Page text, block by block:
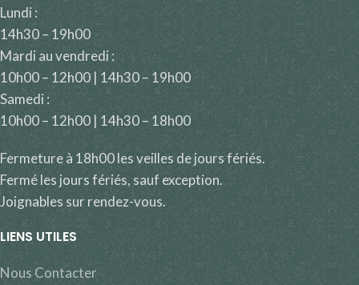
Lundi :
14h30 – 19h00
Mardi au vendredi :
10h00 – 12h00 | 14h30 – 19h00
Samedi :
10h00 – 12h00 | 14h30 – 18h00
Fermeture à 18h00 les veilles de jours fériés.
Fermé les jours fériés, sauf exception.
Joignables sur rendez-vous.
LIENS UTILES
Nous Contacter